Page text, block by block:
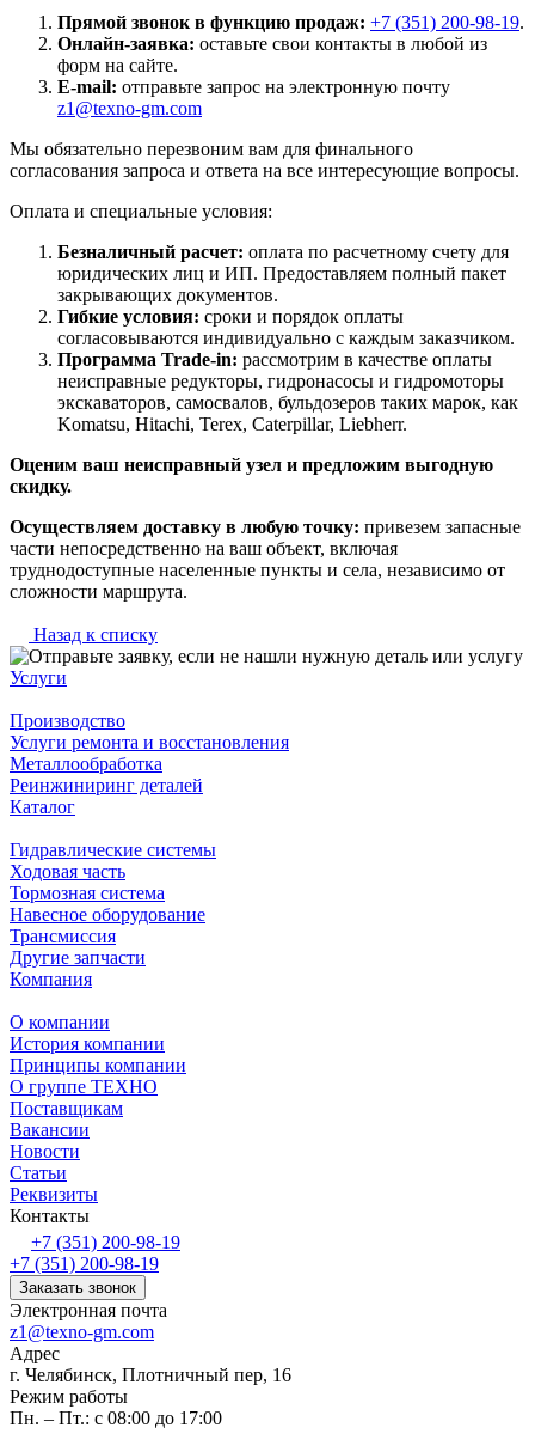
Прямой звонок в функцию продаж: +7 (351) 200-98-19.
Онлайн-заявка: оставьте свои контакты в любой из
форм на сайте.
E-mail: отправьте запрос на электронную почту
z1@texno-gm.com
Мы обязательно перезвоним вам для финального
согласования запроса и ответа на все интересующие вопросы.
Оплата и специальные условия:
Безналичный расчет: оплата по расчетному счету для
юридических лиц и ИП. Предоставляем полный пакет
закрывающих документов.
Гибкие условия: сроки и порядок оплаты
согласовываются индивидуально с каждым заказчиком.
Программа Trade-in: рассмотрим в качестве оплаты
неисправные редукторы, гидронасосы и гидромоторы
экскаваторов, самосвалов, бульдозеров таких марок, как
Komatsu, Hitachi, Terex, Caterpillar, Liebherr.
Оценим ваш неисправный узел и предложим выгодную
скидку.
Осуществляем доставку в любую точку: привезем запасные
части непосредственно на ваш объект, включая
труднодоступные населенные пункты и села, независимо от
сложности маршрута.
Назад к списку
Услуги
Производство
Услуги ремонта и восстановления
Металлообработка
Реинжиниринг деталей
Каталог
Гидравлические системы
Ходовая часть
Тормозная система
Навесное оборудование
Трансмиссия
Другие запчасти
Компания
О компании
История компании
Принципы компании
О группе ТЕХНО
Поставщикам
Вакансии
Новости
Статьи
Реквизиты
Контакты
+7 (351) 200-98-19
+7 (351) 200-98-19
Заказать звонок
Электронная почта
z1@texno-gm.com
Адрес
г. Челябинск, Плотничный пер, 16
Режим работы
Пн. – Пт.: с 08:00 до 17:00